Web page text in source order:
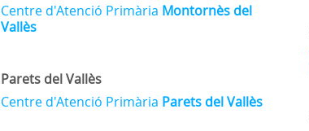
Centre d'Atenció Primària Montornès del
Vallès
Parets del Vallès
Centre d'Atenció Primària Parets del Vallès